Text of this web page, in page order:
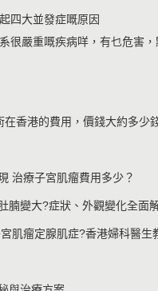
四大並發症嘅原因
很嚴重嘅疾病咩，有乜危害
在香港的費用，價錢大約多少
治療子宮肌瘤費用多少？
腩變大?症狀、外觀變化全面
肌瘤定腺肌症?香港婦科醫生